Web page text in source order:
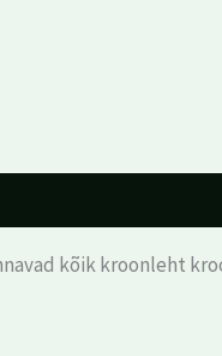
kõik kroonleht